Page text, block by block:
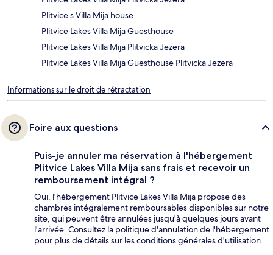
Plitvice s Villa Mija house
Plitvice Lakes Villa Mija Guesthouse
Plitvice Lakes Villa Mija Plitvicka Jezera
Plitvice Lakes Villa Mija Guesthouse Plitvicka Jezera
Informations sur le droit de rétractation
Foire aux questions
Puis-je annuler ma réservation à l'hébergement
Plitvice Lakes Villa Mija sans frais et recevoir un
remboursement intégral ?
Oui, l'hébergement Plitvice Lakes Villa Mija propose des
chambres intégralement remboursables disponibles sur notre
site, qui peuvent être annulées jusqu'à quelques jours avant
l'arrivée. Consultez la politique d'annulation de l'hébergement
pour plus de détails sur les conditions générales d'utilisation.